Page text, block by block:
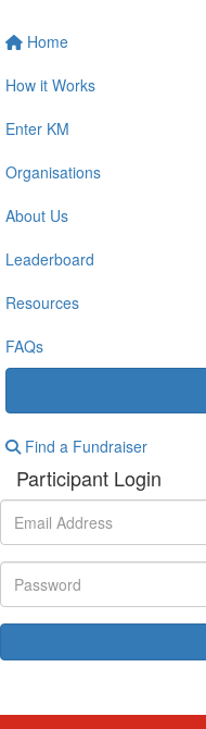
Home
How it Works
Enter KM
Organisations
About Us
Leaderboard
Resources
FAQs
Find a Fundraiser
Participant Login